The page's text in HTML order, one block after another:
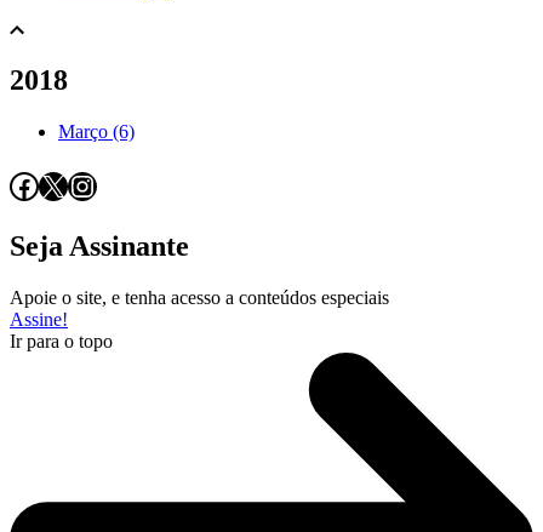
2018
Março (6)
Facebook
X Instagram
Seja Assinante
Apoie o site, e tenha acesso a conteúdos especiais
Assine!
Ir para o topo